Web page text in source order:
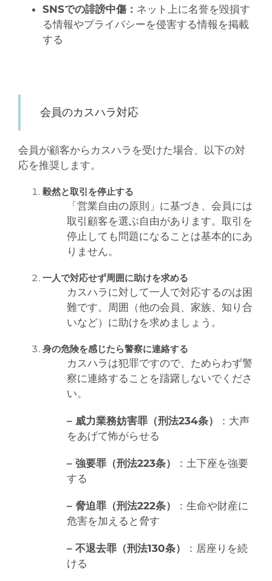
SNSでの誹謗中傷： ネット上に名誉を毀損す
る情報やプライバシーを侵害する情報を掲載
する
会員のカスハラ対応
会員が顧客からカスハラを受けた場合、以下の対
応を推奨します。
毅然と取引を停止する
「営業自由の原則」に基づき、会員には
取引顧客を選ぶ自由があります。取引を
停止しても問題になることは基本的にあ
りません。
一人で対応せず周囲に助けを求める
カスハラに対して一人で対応するのは困
難です。周囲（他の会員、家族、知り合
いなど）に助けを求めましょう。
身の危険を感じたら警察に連絡する
カスハラは犯罪ですので、ためらわず警
察に連絡することを躊躇しないでくださ
い。
– 威力業務妨害罪（刑法234条）
：大声
をあげて怖がらせる
– 強要罪（刑法223条）
：土下座を強要
する
– 脅迫罪（刑法222条）
：生命や財産に
危害を加えると脅す
– 不退去罪（刑法130条）
：居座りを続
ける